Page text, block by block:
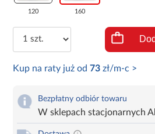
120 160
Kup na raty już od73 zł/m-c >
Bezpłatny odbiór towaru
W sklepach stacjonarnych